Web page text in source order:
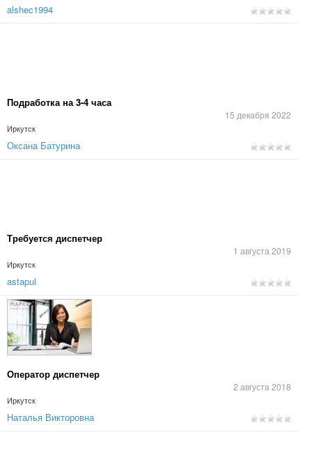
alshec1994
Подработка на 3-4 часа
15 декабря 2022
Иркутск
Оксана Батурина
Требуется диспетчер
1 августа 2019
Иркутск
astapul
Оператор диспетчер
2 августа 2018
Иркутск
Наталья Викторовна